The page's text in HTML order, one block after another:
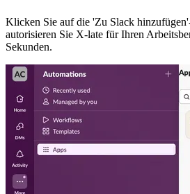
Klicken Sie auf die 'Zu Slack
autorisieren Sie X-late für Ihren
Sekunden.